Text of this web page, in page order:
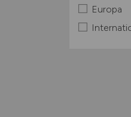
Europa